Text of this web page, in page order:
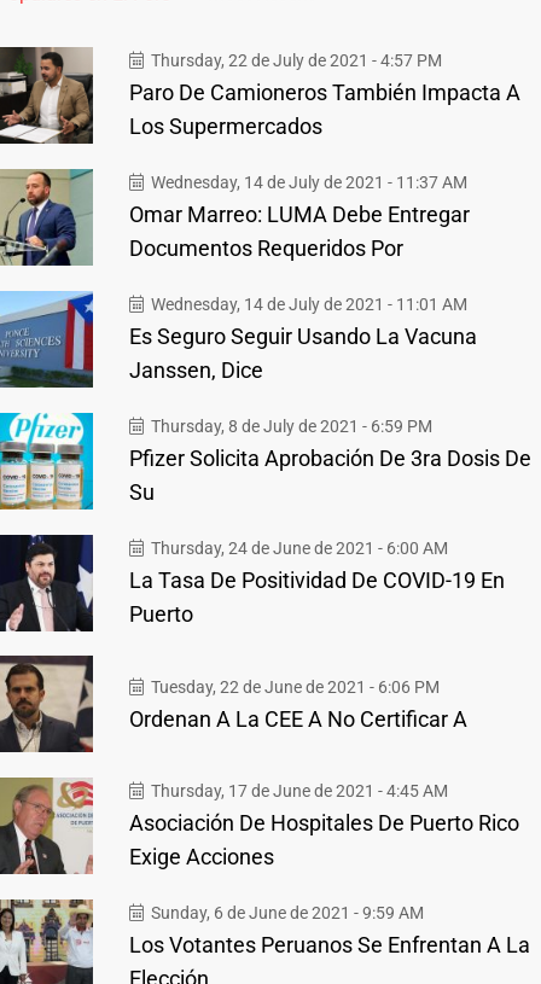
Thursday, 22 de July de 2021 - 4:57 PM
Paro De Camioneros También Impacta A
Los Supermercados
Wednesday, 14 de July de 2021 - 11:37 AM
Omar Marreo: LUMA Debe Entregar
Documentos Requeridos Por
Wednesday, 14 de July de 2021 - 11:01 AM
Es Seguro Seguir Usando La Vacuna
Janssen, Dice
Thursday, 8 de July de 2021 - 6:59 PM
Pfizer Solicita Aprobación De 3ra Dosis De
Su
Thursday, 24 de June de 2021 - 6:00 AM
La Tasa De Positividad De COVID-19 En
Puerto
Tuesday, 22 de June de 2021 - 6:06 PM
Ordenan A La CEE A No Certificar A
Thursday, 17 de June de 2021 - 4:45 AM
Asociación De Hospitales De Puerto Rico
Exige Acciones
Sunday, 6 de June de 2021 - 9:59 AM
Los Votantes Peruanos Se Enfrentan A La